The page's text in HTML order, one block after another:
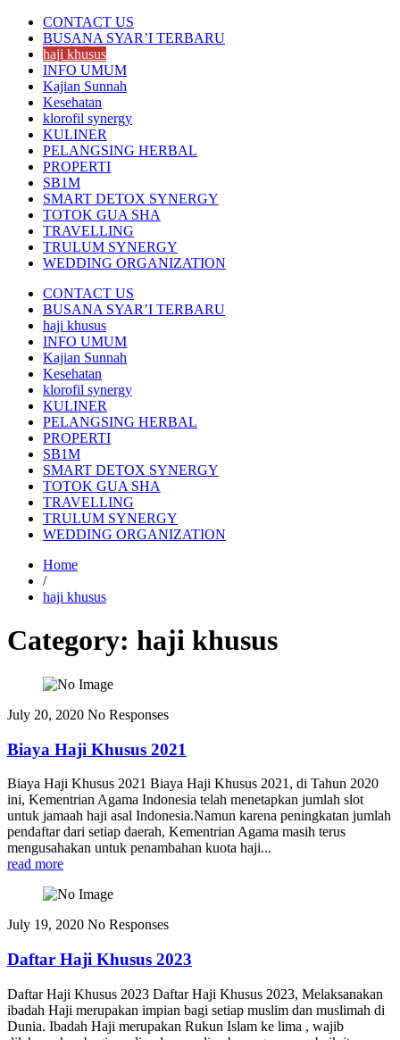
CONTACT US
BUSANA SYAR’I TERBARU
haji khusus
INFO UMUM
Kajian Sunnah
Kesehatan
klorofil synergy
KULINER
PELANGSING HERBAL
PROPERTI
SB1M
SMART DETOX SYNERGY
TOTOK GUA SHA
TRAVELLING
TRULUM SYNERGY
WEDDING ORGANIZATION
CONTACT US
BUSANA SYAR’I TERBARU
haji khusus
INFO UMUM
Kajian Sunnah
Kesehatan
klorofil synergy
KULINER
PELANGSING HERBAL
PROPERTI
SB1M
SMART DETOX SYNERGY
TOTOK GUA SHA
TRAVELLING
TRULUM SYNERGY
WEDDING ORGANIZATION
Home
/
haji khusus
Category: haji khusus
July 20, 2020 No Responses
Biaya Haji Khusus 2021
Biaya Haji Khusus 2021 Biaya Haji Khusus 2021, di Tahun 2020
ini, Kementrian Agama Indonesia telah menetapkan jumlah slot
untuk jamaah haji asal Indonesia.Namun karena peningkatan jumlah
pendaftar dari setiap daerah, Kementrian Agama masih terus
mengusahakan untuk penambahan kuota haji...
read more
July 19, 2020 No Responses
Daftar Haji Khusus 2023
Daftar Haji Khusus 2023 Daftar Haji Khusus 2023, Melaksanakan
ibadah Haji merupakan impian bagi setiap muslim dan muslimah di
Dunia. Ibadah Haji merupakan Rukun Islam ke lima , wajib